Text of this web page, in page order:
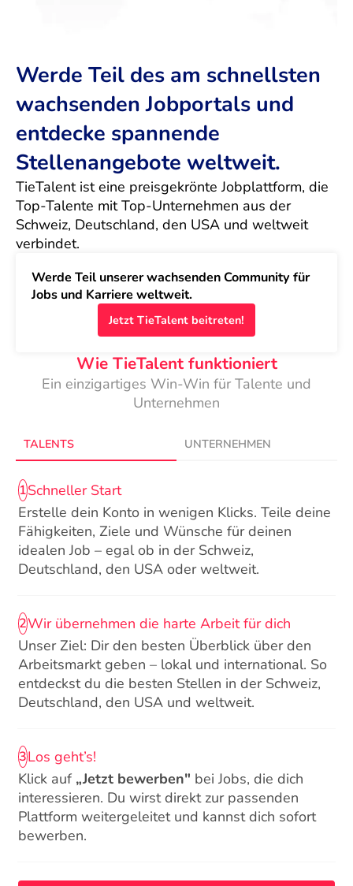
Werde Teil des am schnellsten
wachsenden Jobportals und
entdecke spannende
Stellenangebote weltweit.
TieTalent ist eine preisgekrönte Jobplattform, die
Top-Talente mit Top-Unternehmen aus der
Schweiz, Deutschland, den USA und weltweit
verbindet.
Werde Teil unserer wachsenden Community für
Jobs und Karriere weltweit.
Jetzt TieTalent beitreten!
Wie TieTalent funktioniert
Ein einzigartiges Win-Win für Talente und
Unternehmen
TALENTS UNTERNEHMEN
1Schneller Start
Erstelle dein Konto in wenigen Klicks. Teile deine
Fähigkeiten, Ziele und Wünsche für deinen
idealen Job – egal ob in der Schweiz,
Deutschland, den USA oder weltweit.
2Wir übernehmen die harte Arbeit für dich
Unser Ziel: Dir den besten Überblick über den
Arbeitsmarkt geben – lokal und international. So
entdeckst du die besten Stellen in der Schweiz,
Deutschland, den USA und weltweit.
3Los geht’s!
Klick auf „Jetzt bewerben" bei Jobs, die dich
interessieren. Du wirst direkt zur passenden
Plattform weitergeleitet und kannst dich sofort
bewerben.